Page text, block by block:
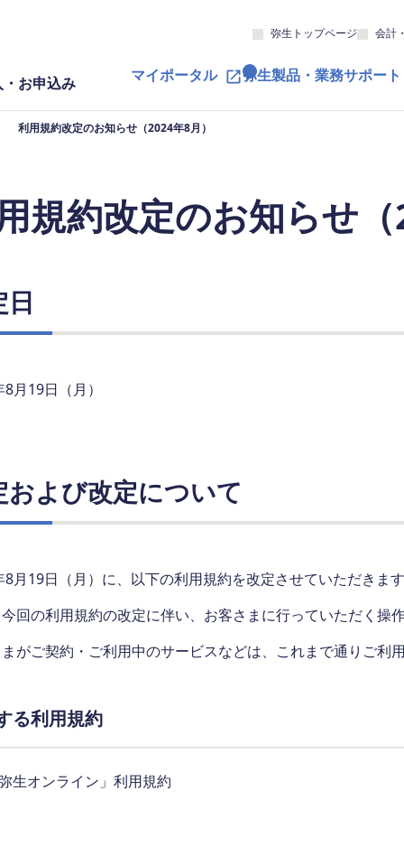
弥生トップページ 会計
お申込み マイポータル 弥生製品・業務サポー
利用規約改定のお知らせ（2024年8月）
規約改定のお知らせ（
日
月19日（月）
および改定について
8月19日（月）に、以下の利用規約を改定させていただきま
回の利用規約の改定に伴い、お客さまに行っていただく操
がご契約・ご利用中のサービスなどは、これまで通りご利用
る利用規約
生オンライン」利用規約